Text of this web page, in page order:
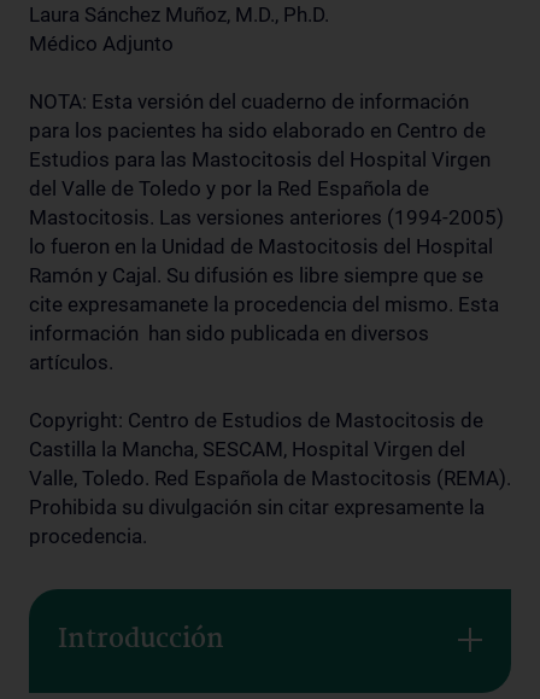
Laura Sánchez Muñoz, M.D., Ph.D.
Médico Adjunto
NOTA: Esta versión del cuaderno de información
para los pacientes ha sido elaborado en Centro de
Estudios para las Mastocitosis del Hospital Virgen
del Valle de Toledo y por la Red Española de
Mastocitosis. Las versiones anteriores (1994-2005)
lo fueron en la Unidad de Mastocitosis del Hospital
Ramón y Cajal. Su difusión es libre siempre que se
cite expresamanete la procedencia del mismo. Esta
información han sido publicada en diversos
artículos.
Copyright: Centro de Estudios de Mastocitosis de
Castilla la Mancha, SESCAM, Hospital Virgen del
Valle, Toledo. Red Española de Mastocitosis (REMA).
Prohibida su divulgación sin citar expresamente la
procedencia.
Introducción